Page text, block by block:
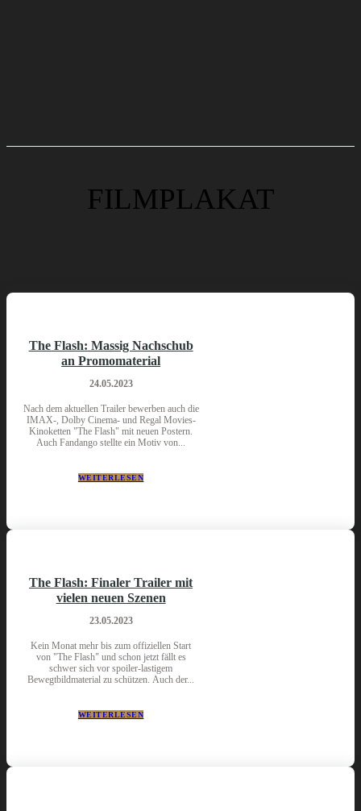
FILMPLAKAT
The Flash: Massig Nachschub
an Promomaterial
24.05.2023
Nach dem aktuellen Trailer bewerben auch die
IMAX-, Dolby Cinema- und Regal Movies-
Kinoketten "The Flash" mit neuen Postern.
Auch Fandango stellte ein Motiv von...
WEITERLESEN
The Flash: Finaler Trailer mit
vielen neuen Szenen
23.05.2023
Kein Monat mehr bis zum offiziellen Start
von "The Flash" und schon jetzt fällt es
schwer sich vor spoiler-lastigem
Bewegtbildmaterial zu schützen. Auch der...
WEITERLESEN